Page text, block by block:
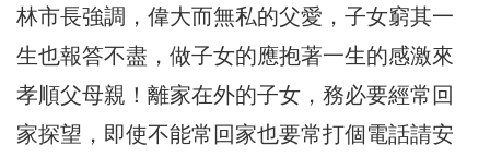
林市長強調，偉大而無私的父愛，子女窮其一
生也報答不盡，做子女的應抱著一生的感激來
孝順父母親！離家在外的子女，務必要經常回
家探望，即使不能常回家也要常打個電話請安